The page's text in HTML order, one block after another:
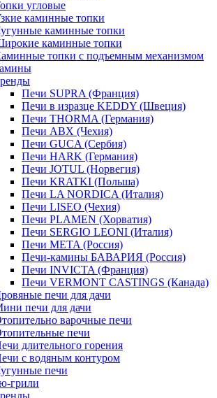
угловые
каминные топки
каминные топки
каминные топки
топки с подъемным механизмом
Печи SUPRA (Франция)
Печи в изразце KEDDY (Швеция)
Печи THORMA (Германия)
Печи ABX (Чехия)
Печи GUCA (Сербия)
Печи HARK (Германия)
Печи JOTUL (Норвегия)
Печи KRATKI (Польша)
Печи LA NORDICA (Италия)
Печи LISEO (Чехия)
Печи PLAMEN (Хорватия)
Печи SERGIO LEONI (Италия)
Печи META (Россия)
Печи-камины БАВАРИЯ (Россия)
Печи INVICTA (Франция)
Печи VERMONT CASTINGS (Канада)
печи для дачи
печи для дачи
варочные печи
печи
длительного горения
с водяным контуром
печи
грили